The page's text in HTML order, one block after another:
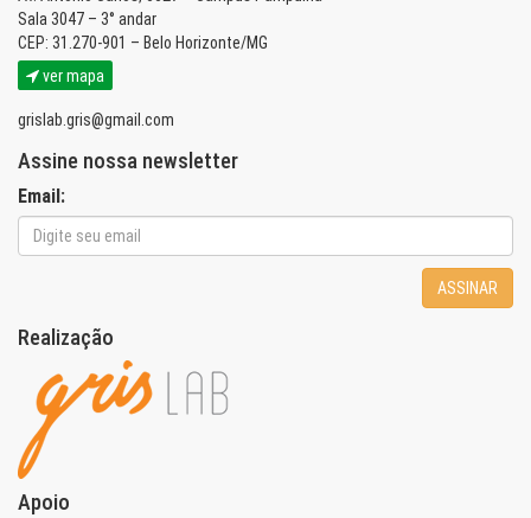
Sala 3047 – 3° andar
CEP: 31.270-901 – Belo Horizonte/MG
ver mapa
grislab.gris@gmail.com
Assine nossa newsletter
Email:
ASSINAR
Realização
Apoio